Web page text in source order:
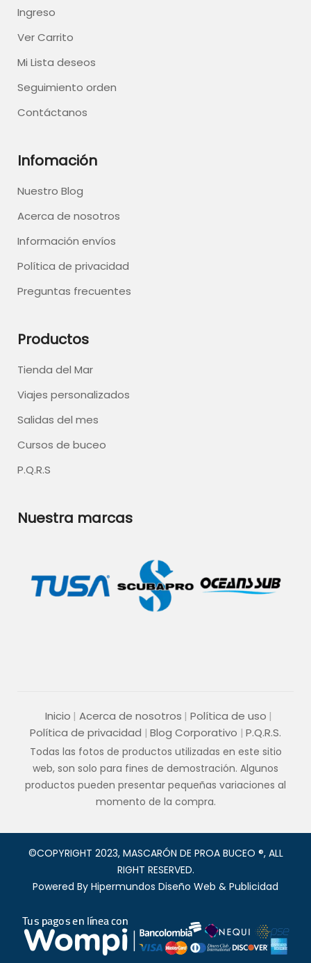
Ingreso
Ver Carrito
Mi Lista deseos
Seguimiento orden
Contáctanos
Infomación
Nuestro Blog
Acerca de nosotros
Información envíos
Política de privacidad
Preguntas frecuentes
Productos
Tienda del Mar
Viajes personalizados
Salidas del mes
Cursos de buceo
P.Q.R.S
Nuestra marcas
Inicio Acerca de nosotros
Política de uso
Política de privacidad
Blog Corporativo P.Q.R.S.
Todas las fotos de productos utilizadas en este sitio
web, son solo para fines de demostración. Algunos
productos pueden presentar pequeñas variaciones al
momento de la compra.
©COPYRIGHT 2023, MASCARÓN DE PROA BUCEO ®, ALL
RIGHT RESERVED.
Powered By Hipermundos Diseño Web & Publicidad